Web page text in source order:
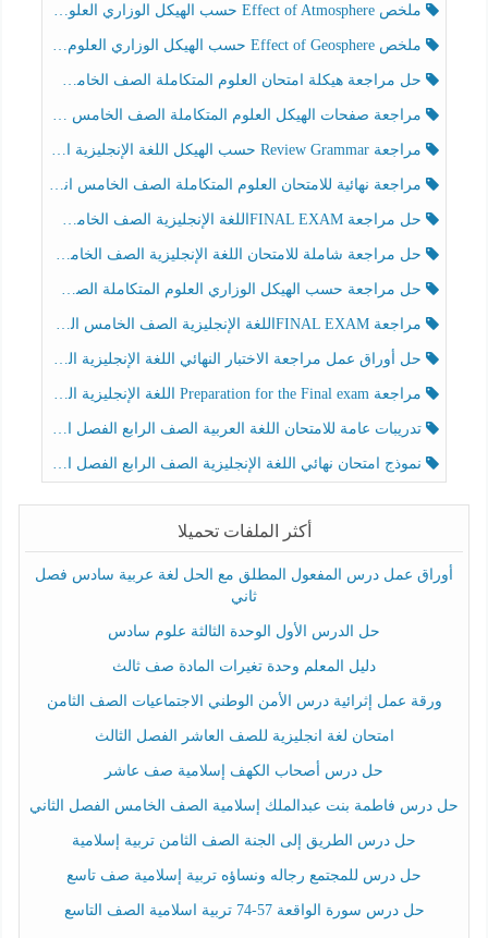
ملخص Effect of Atmosphere حسب الهيكل الوزاري العلوم المتكاملة الصف الخامس انسبير الفصل الثالث
ملخص Effect of Geosphere حسب الهيكل الوزاري العلوم المتكاملة الصف الخامس انسبير الفصل الثالث
حل مراجعة هيكلة امتحان العلوم المتكاملة الصف الخامس عام الفصل الثالث
مراجعة صفحات الهيكل العلوم المتكاملة الصف الخامس انسبير الفصل الثالث
مراجعة Review Grammar حسب الهيكل اللغة الإنجليزية الصف الخامس الفصل الثالث
مراجعة نهائية للامتحان العلوم المتكاملة الصف الخامس انسبير الفصل الثالث
حل مراجعة FINAL EXAMاللغة الإنجليزية الصف الخامس الفصل الثالث
حل مراجعة شاملة للامتحان اللغة الإنجليزية الصف الخامس الفصل الثالث
حل مراجعة حسب الهيكل الوزاري العلوم المتكاملة الصف الخامس عام الفصل الثالث
مراجعة FINAL EXAMاللغة الإنجليزية الصف الخامس الفصل الثالث
حل أوراق عمل مراجعة الاختبار النهائي اللغة الإنجليزية الصف الرابع الفصل الثالث
مراجعة Preparation for the Final exam اللغة الإنجليزية الصف الرابع الفصل الثالث
تدريبات عامة للامتحان اللغة العربية الصف الرابع الفصل الثالث
نموذج امتحان نهائي اللغة الإنجليزية الصف الرابع الفصل الثالث
أكثر الملفات تحميلا
أوراق عمل درس المفعول المطلق مع الحل لغة عربية سادس فصل
ثاني
حل الدرس الأول الوحدة الثالثة علوم سادس
دليل المعلم وحدة تغيرات المادة صف ثالث
ورقة عمل إثرائية درس الأمن الوطني الاجتماعيات الصف الثامن
امتحان لغة انجليزية للصف العاشر الفصل الثالث
حل درس أصحاب الكهف إسلامية صف عاشر
حل درس فاطمة بنت عبدالملك إسلامية الصف الخامس الفصل الثاني
حل درس الطريق إلى الجنة الصف الثامن تربية إسلامية
حل درس للمجتمع رجاله ونساؤه تربية إسلامية صف تاسع
حل درس سورة الواقعة 57-74 تربية اسلامية الصف التاسع